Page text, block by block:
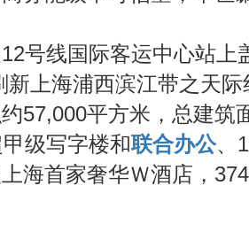
号线国际客运中心站上
新上海浦西滨江带之天
57,000平方米，总建筑
级写字楼和联合办公、
海首家奢华Ｗ酒店，